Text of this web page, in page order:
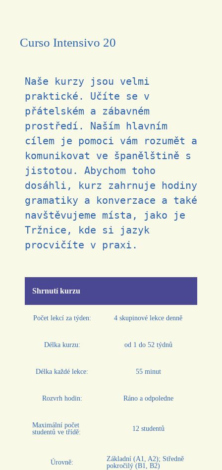
Curso Intensivo 20
Naše kurzy jsou velmi
praktické. Učíte se v
přátelském a zábavném
prostředí. Naším hlavním
cílem je pomoci vám rozumět a
komunikovat ve španělštině s
jistotou. Abychom toho
dosáhli, kurz zahrnuje hodiny
gramatiky a konverzace a také
navštěvujeme místa, jako je
Tržnice, kde si jazyk
procvičíte v praxi.
Shrnutí kurzu
Počet lekcí za týden: 4 skupinové lekce denně
Délka kurzu: od 1 do 52 týdnů
Délka každé lekce: 55 minut
Rozvrh hodin: Ráno a odpoledne
Maximální počet
studentů ve třídě:
12 studentů
Úrovně:
Základní (A1, A2); Středně
pokročilý (B1, B2)